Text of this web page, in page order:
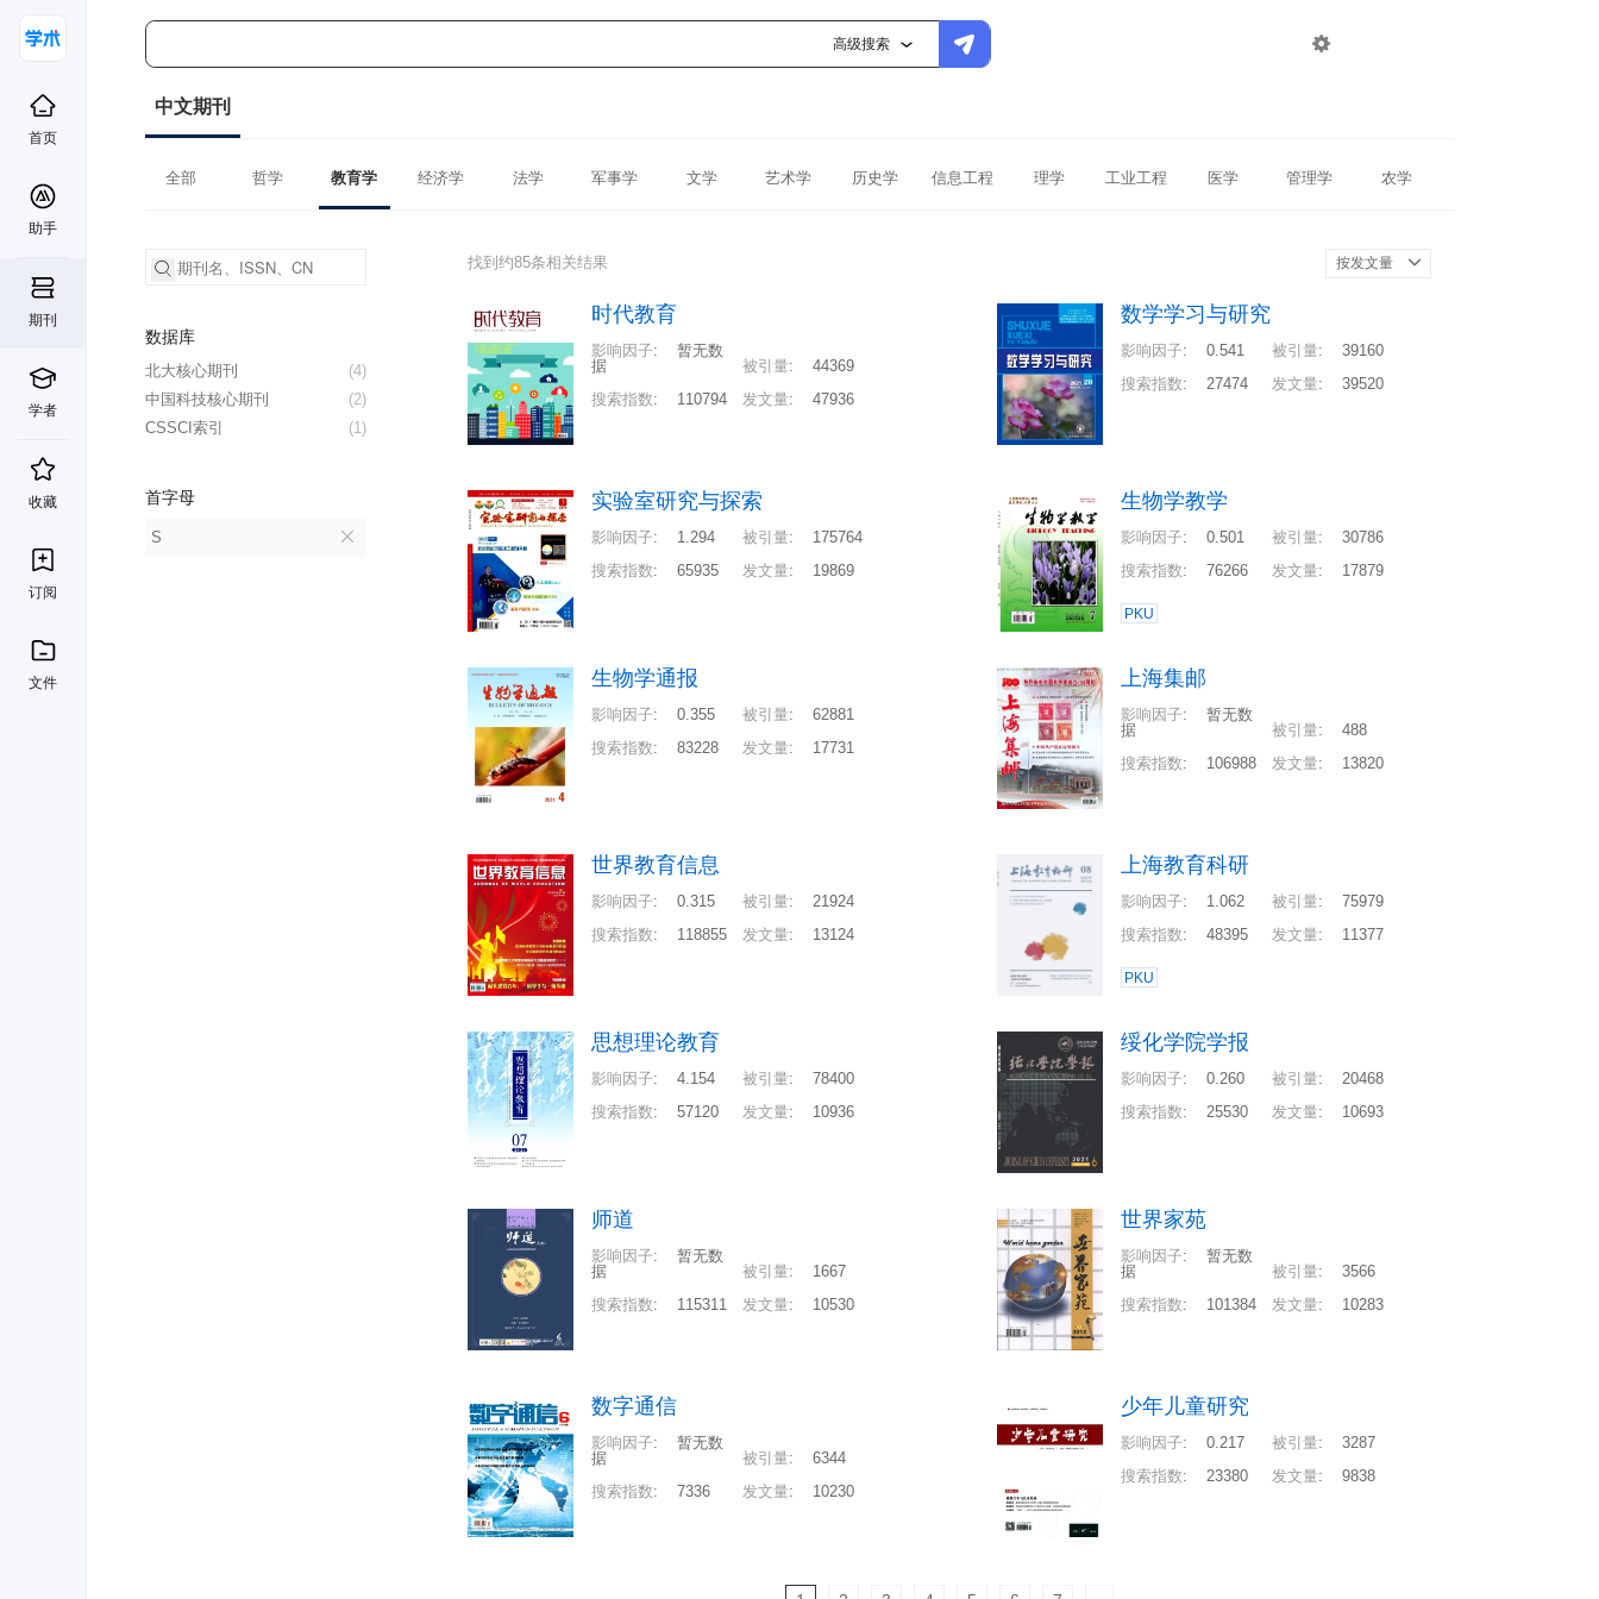
高级搜索 
首页
助手
期刊
学者
收藏
订阅
文件
中文期刊
全部 哲学 教育学 经济学 法学 军事学 文学 艺术学 历史学 信息工程 理学 工业工程 医学 管理学 农学
数据库
(4)
北大核心期刊
(2)
中国科技核心期刊
(1)
CSSCI索引
首字母
S
找到约85条相关结果 按发文量
时代教育
影响因子:
暂无数
据
被引量:
44369
搜索指数: 110794 发文量: 47936
数学学习与研究
影响因子: 0.541 被引量:
39160
搜索指数: 27474 发文量: 39520
实验室研究与探索
影响因子: 1.294 被引量:
175764
搜索指数: 65935 发文量: 19869
生物学教学
影响因子: 0.501 被引量:
30786
搜索指数: 76266 发文量: 17879
PKU
生物学通报
影响因子: 0.355 被引量:
62881
搜索指数: 83228 发文量: 17731
上海集邮
影响因子:
暂无数
据
被引量:
488
搜索指数: 106988 发文量: 13820
世界教育信息
影响因子: 0.315 被引量:
21924
搜索指数: 118855 发文量: 13124
上海教育科研
影响因子: 1.062 被引量:
75979
搜索指数: 48395 发文量: 11377
PKU
思想理论教育
影响因子: 4.154 被引量:
78400
搜索指数: 57120 发文量: 10936
绥化学院学报
影响因子: 0.260 被引量:
20468
搜索指数: 25530 发文量: 10693
师道
影响因子:
暂无数
据
被引量:
1667
搜索指数: 115311 发文量: 10530
世界家苑
影响因子:
暂无数
据
被引量:
3566
搜索指数: 101384 发文量: 10283
数字通信
影响因子:
暂无数
据
被引量:
6344
搜索指数: 7336 发文量: 10230
少年儿童研究
影响因子: 0.217 被引量:
3287
搜索指数: 23380 发文量: 9838